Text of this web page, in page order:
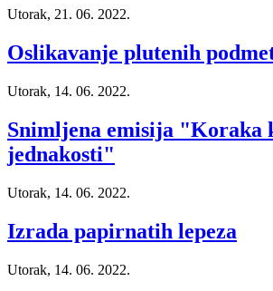
Utorak, 21. 06. 2022.
Oslikavanje plutenih
Utorak, 14. 06. 2022.
Snimljena emisija "Koraka
jednakosti"
Utorak, 14. 06. 2022.
Izrada papirnatih lepeza
Utorak, 14. 06. 2022.